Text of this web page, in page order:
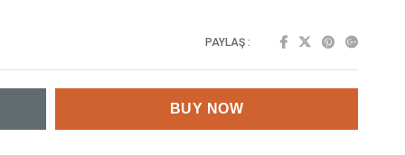
PAYLAŞ :